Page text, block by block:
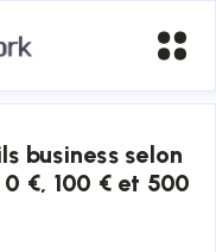
business selon
€, 100 € et 500